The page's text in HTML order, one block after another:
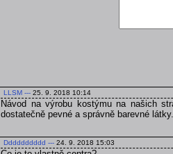
LLSM --- 25. 9. 2018 10:14
Návod na výrobu kostýmu na našich
dostatečně pevné a správně barevné látky.
Dddddddddd --- 24. 9. 2018 15:03